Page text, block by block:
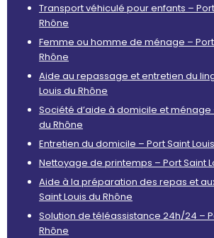
Transport véhiculé pour enfants –
Rhône
Femme ou homme de ménage – Port
Rhône
Aide au repassage et entretien du
Louis du Rhône
Société d’aide à domicile et ménage
du Rhône
Entretien du domicile – Port Saint
Nettoyage de printemps – Port Saint
Aide à la préparation des repas et
Saint Louis du Rhône
Solution de téléassistance 24h/24 –
Rhône